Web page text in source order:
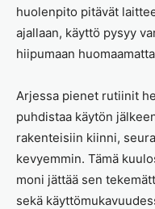
huolenpito pitävät
ajallaan, käyttö pysyy
hiipumaan
Arjessa pienet rutiinit
puhdistaa käytön
rakenteisiin kiinni,
kevyemmin. Tämä
moni jättää sen
sekä